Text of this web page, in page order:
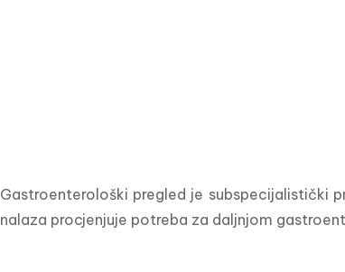
Gastroenterološki pregled je subspecijalistički
nalaza procjenjuje potreba za daljnjom